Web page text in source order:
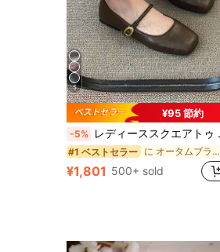
5
¥95 節約
-5% レディーススクエアトゥ マリージェーン ビンテージスタイルフラットシューズ、快適なスリッポンカジュアルシューズ 1つのバックルストラップ付き
#1 ベストセラー に オータムブラウン 女性用フラット
¥1,801 500+ sold